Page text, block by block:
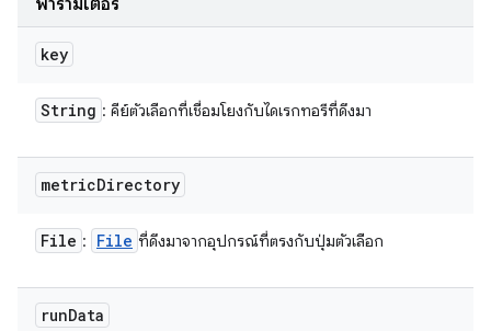
พารามิเตอร์
key
String : คีย์ตัวเลือกที่เชื่อมโยงกับไดเรกทอรีที่ดึงมา
metricDirectory
File : File ที่ดึงมาจากอุปกรณ์ที่ตรงกับปุ่มตัวเลือก
runData